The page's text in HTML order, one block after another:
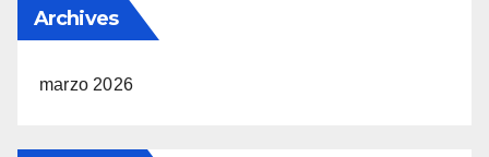
Archives
marzo 2026